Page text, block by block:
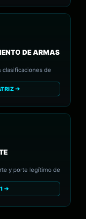
DE ARMAS
clasificaciones de
➔
y porte legítimo de
➔